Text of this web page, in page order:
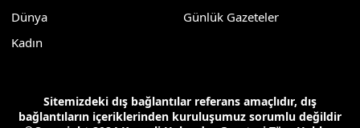
Dünya
Kadın
Günlük Gazeteler
Sitemizdeki dış bağlantılar referans amaçlıdır, dış
bağlantıların içeriklerinden kuruluşumuz sorumlu değildir